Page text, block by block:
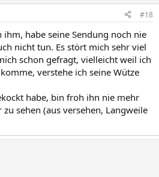
#18
habe seine Sendung noch nie
nicht tun. Es stört mich sehr viel
schon gefragt, vielleicht weil ich
verstehe ich seine Wütze
habe, bin froh ihn nie mehr
sehen (aus versehen, Langweile